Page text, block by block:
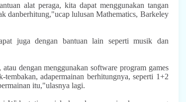
alat peraga, kita dapat menggunakan tangan
danberhitung,"ucap lulusan Mathematics, Barkeley
juga dengan bantuan lain seperti musik dan
dengan menggunakan software program games
tembakan, adapermainan berhitungnya, seperti 1+2
itu,"ulasnya lagi.